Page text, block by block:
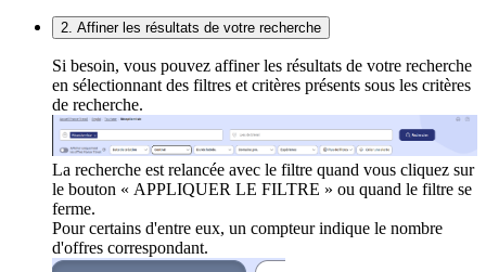
2. Affiner les résultats de votre recherche
Si besoin, vous pouvez affiner les résultats de votre recherche
en sélectionnant des filtres et critères présents sous les critères
de recherche.
La recherche est relancée avec le filtre quand vous cliquez sur
le bouton « APPLIQUER LE FILTRE » ou quand le filtre se
ferme.
Pour certains d'entre eux, un compteur indique le nombre
d'offres correspondant.